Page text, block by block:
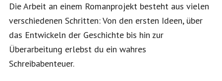
Die Arbeit an einem Romanprojekt besteht aus vielen
verschiedenen Schritten: Von den ersten Ideen, über
das Entwickeln der Geschichte bis hin zur
Überarbeitung erlebst du ein wahres
Schreibabenteuer.